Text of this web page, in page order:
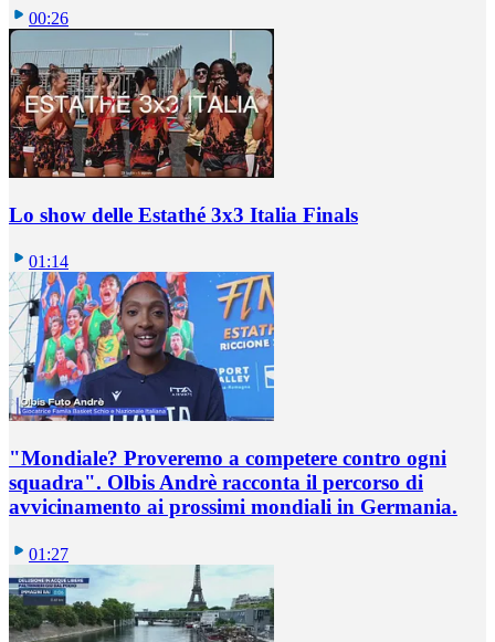
00:26
Lo show delle Estathé 3x3 Italia Finals
01:14
"Mondiale? Proveremo a competere contro ogni
squadra". Olbis Andrè racconta il percorso di
avvicinamento ai prossimi mondiali in Germania.
01:27